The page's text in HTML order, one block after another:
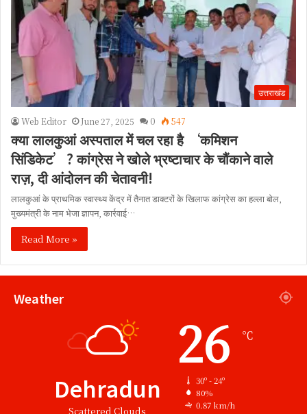
उत्तराखंड
Web Editor June 27, 2025 0 547
क्या लालकुआं अस्पताल में चल रहा है ‘कमिशन
सिंडिकेट’? कांग्रेस ने खोले भ्रष्टाचार के चौंकाने वाले
राज़, दी आंदोलन की चेतावनी!
लालकुआं के प्राथमिक स्वास्थ्य केंद्र में तैनात डाक्टरों के खिलाफ कांग्रेस का हल्ला बोल,
मुख्यमंत्री के नाम भेजा ज्ञापन, कार्रवाई…
Read More »
Weather
Dehradun
Scattered Clouds
26 ℃
30º - 24º
80%
0.87 km/h